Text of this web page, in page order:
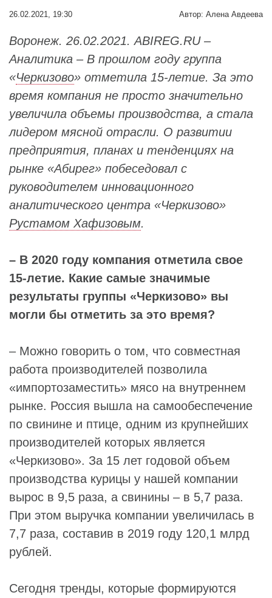
26.02.2021, 19:30 Автор: Алена Авдеева
Воронеж. 26.02.2021. ABIREG.RU –
Аналитика – В прошлом году группа
«Черкизово» отметила 15-летие. За это
время компания не просто значительно
увеличила объемы производства, а стала
лидером мясной отрасли. О развитии
предприятия, планах и тенденциях на
рынке «Абирег» побеседовал с
руководителем инновационного
аналитического центра «Черкизово»
Рустамом Хафизовым.
– В 2020 году компания отметила свое
15-летие. Какие самые значимые
результаты группы «Черкизово» вы
могли бы отметить за это время?
– Можно говорить о том, что совместная
работа производителей позволила
«импортозаместить» мясо на внутреннем
рынке. Россия вышла на самообеспечение
по свинине и птице, одним из крупнейших
производителей которых является
«Черкизово». За 15 лет годовой объем
производства курицы у нашей компании
вырос в 9,5 раза, а свинины – в 5,7 раза.
При этом выручка компании увеличилась в
7,7 раза, составив в 2019 году 120,1 млрд
рублей.
Сегодня тренды, которые формируются